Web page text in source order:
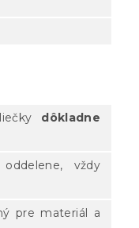
dôkladne
vždy
pre materiál a